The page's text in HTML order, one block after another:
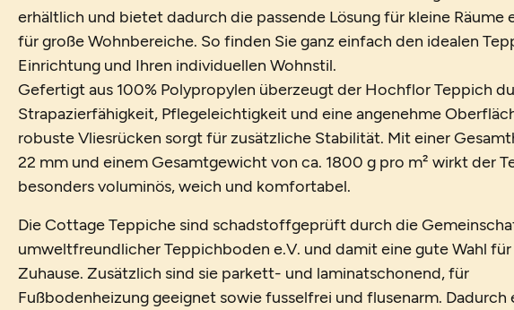
erhältlich und bietet dadurch die passende Lösung für kleine Räume
für große Wohnbereiche. So finden Sie ganz einfach den idealen
Einrichtung und Ihren individuellen Wohnstil.
Gefertigt aus 100% Polypropylen überzeugt der Hochflor Teppich
Strapazierfähigkeit, Pflegeleichtigkeit und eine angenehme
robuste Vliesrücken sorgt für zusätzliche Stabilität. Mit einer
22 mm und einem Gesamtgewicht von ca. 1800 g pro m² wirkt der
besonders voluminös, weich und komfortabel.
Die Cottage Teppiche sind schadstoffgeprüft durch die
umweltfreundlicher Teppichboden e.V. und damit eine gute Wahl für
Zuhause. Zusätzlich sind sie parkett- und laminatschonend, für
Fußbodenheizung geeignet sowie fusselfrei und flusenarm. Dadurch